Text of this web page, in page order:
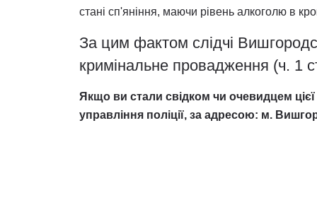
стані сп'яніння, маючи рівень алкоголю в
За цим фактом слідчі
кримінальне провадження (ч. 1
Якщо ви стали свідком чи очевидцем цієї
управління поліції, за адресою: м.